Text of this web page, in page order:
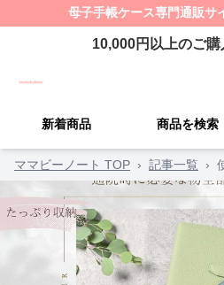
母子手帳ケース専門通販サ
10,000円以上のご
新着商品 商品を検索
ママビーノート TOP › 記事一覧 ›